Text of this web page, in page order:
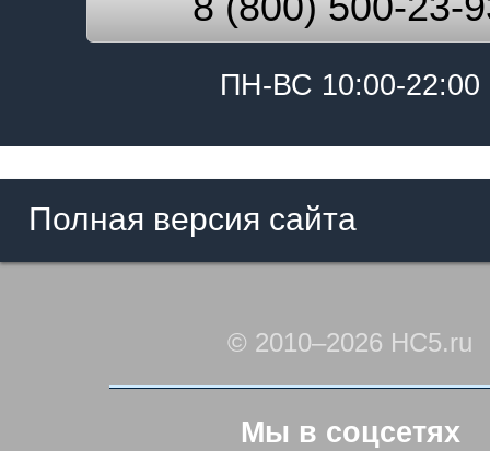
ПН-ВС 10:00-22:00
Полная версия сайта
© 2010–2026 HC5.ru
Мы в соцсетях